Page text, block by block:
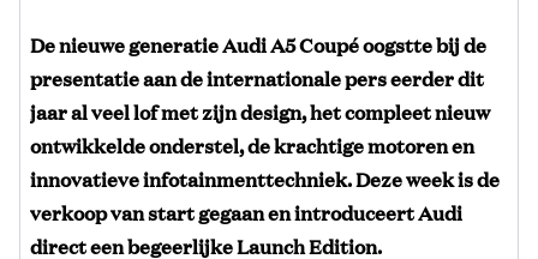
De nieuwe generatie Audi A5 Coupé oogstte bij de
presentatie aan de internationale pers eerder dit
jaar al veel lof met zijn design, het compleet nieuw
ontwikkelde onderstel, de krachtige motoren en
innovatieve infotainmenttechniek. Deze week is de
verkoop van start gegaan en introduceert Audi
direct een begeerlijke Launch Edition.